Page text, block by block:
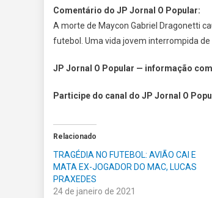
Comentário do JP Jornal O Popular:
A morte de Maycon Gabriel Dragonetti
futebol. Uma vida jovem interrompida
JP Jornal O Popular — informação
Participe do canal do JP Jornal O
Relacionado
TRAGÉDIA NO FUTEBOL: AVIÃO CAI E
MATA EX-JOGADOR DO MAC, LUCAS
PRAXEDES
24 de janeiro de 2021